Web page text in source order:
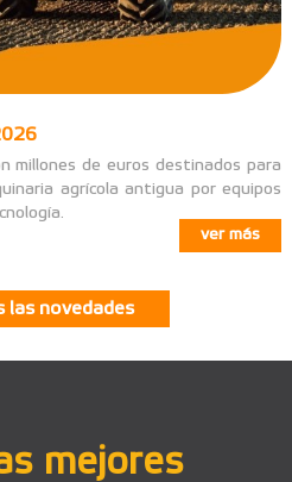
millones de euros destinados para
agrícola antigua por equipos
ver más
las novedades
mejores